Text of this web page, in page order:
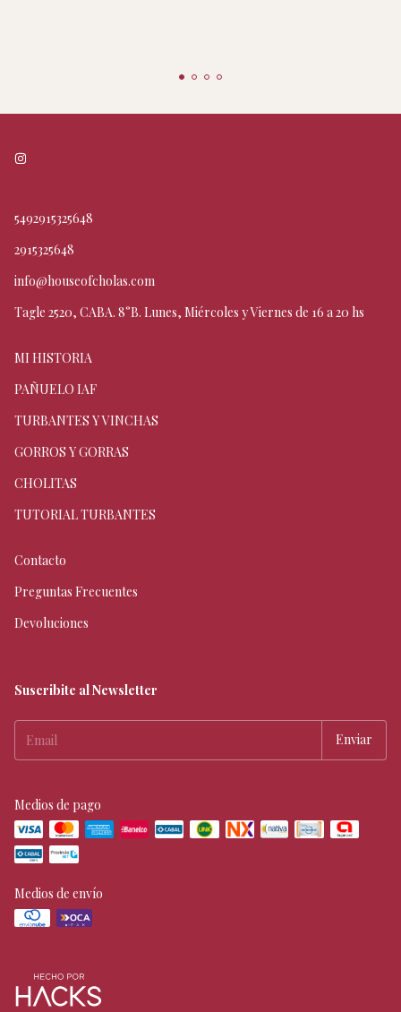
5492915325648
2915325648
info@houseofcholas.com
Tagle 2520, CABA. 8°B. Lunes, Miércoles y Viernes de 16 a 20 hs
MI HISTORIA
PAÑUELO IAF
TURBANTES Y VINCHAS
GORROS Y GORRAS
CHOLITAS
TUTORIAL TURBANTES
Contacto
Preguntas Frecuentes
Devoluciones
Suscribite al Newsletter
Medios de pago
Medios de envío